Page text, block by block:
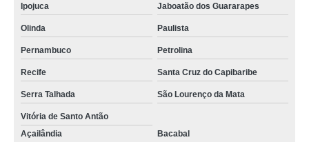
empresa de tela polysombra de plantas Norte Central
empresa de tela polysombra Macaé
tela polysombra Minas Gerais
tela aluminet para plantas Piauí
tela agrícola rachel Itumbiara
quanto custa tela freshnet Colombo
Ipojuca Jaboatão dos Guararapes
Olinda Paulista
Pernambuco Petrolina
Recife Santa Cruz do Capibaribe
Serra Talhada São Lourenço da Mata
Vitória de Santo Antão
Açailândia
Bacabal